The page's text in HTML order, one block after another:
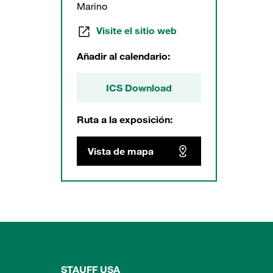
Marino
Visite el sitio web
Añadir al calendario:
ICS Download
Ruta a la exposición:
Vista de mapa
STAUFF USA